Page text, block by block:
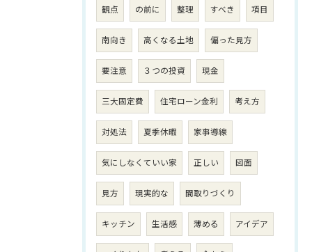
観点 の前に 整理 すべき 項目
南向き 高くなる土地 偏った見方
要注意 ３つの投資 現金
三大固定費 住宅ローン金利 考え方
対処法 夏季休暇 家事導線
気にしなくていい家 正しい 図面
見方 現実的な 間取りづくり
キッチン 生活感 薄める アイデア